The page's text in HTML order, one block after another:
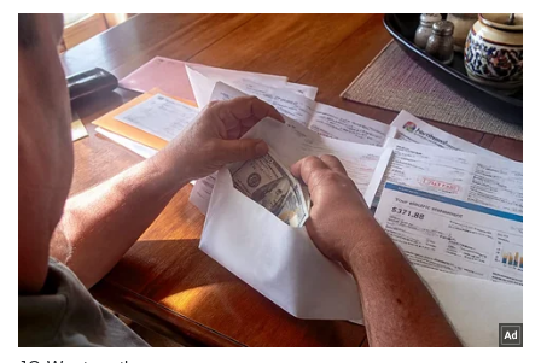
Sức khỏe
Dinh dưỡng - món ngon
Cây thuốc
Sản phụ khoa
Nhi khoa
Đời sống
Nhà đẹp
Tình yêu - Gia đình